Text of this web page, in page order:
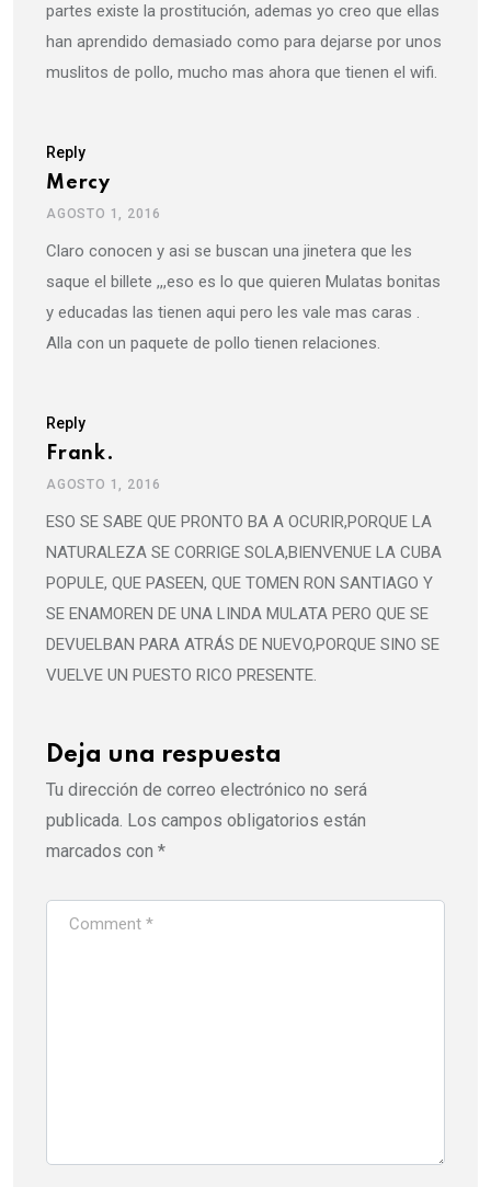
partes existe la prostitución, ademas yo creo que ellas
han aprendido demasiado como para dejarse por unos
muslitos de pollo, mucho mas ahora que tienen el wifi.
Reply
Mercy
AGOSTO 1, 2016
Claro conocen y asi se buscan una jinetera que les
saque el billete ,,,eso es lo que quieren Mulatas bonitas
y educadas las tienen aqui pero les vale mas caras .
Alla con un paquete de pollo tienen relaciones.
Reply
Frank.
AGOSTO 1, 2016
ESO SE SABE QUE PRONTO BA A OCURIR,PORQUE LA
NATURALEZA SE CORRIGE SOLA,BIENVENUE LA CUBA
POPULE, QUE PASEEN, QUE TOMEN RON SANTIAGO Y
SE ENAMOREN DE UNA LINDA MULATA PERO QUE SE
DEVUELBAN PARA ATRÁS DE NUEVO,PORQUE SINO SE
VUELVE UN PUESTO RICO PRESENTE.
Deja una respuesta
Tu dirección de correo electrónico no será
publicada. Los campos obligatorios están
marcados con *